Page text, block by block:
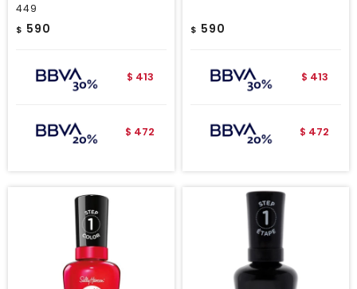
449
$ 590
$ 413
$ 472
$ 590
$ 413
$ 472